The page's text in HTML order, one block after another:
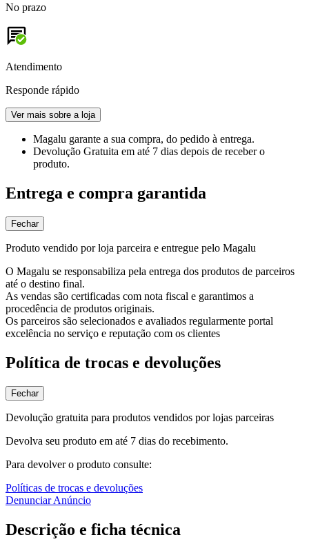
No prazo
Atendimento
Responde rápido
Ver mais sobre a loja
Magalu garante a sua compra, do pedido à entrega.
Devolução Gratuita em até 7 dias depois de receber o
produto.
Entrega e compra garantida
Fechar
Produto vendido por loja parceira e entregue pelo Magalu
O Magalu se responsabiliza pela entrega dos produtos de parceiros
até o destino final.
As vendas são certificadas com nota fiscal e garantimos a
procedência de produtos originais.
Os parceiros são selecionados e avaliados regularmente portal
excelência no serviço e reputação com os clientes
Política de trocas e devoluções
Fechar
Devolução gratuita para produtos vendidos por lojas parceiras
Devolva seu produto em até 7 dias do recebimento.
Para devolver o produto consulte:
Políticas de trocas e devoluções
Denunciar Anúncio
Descrição e ficha técnica